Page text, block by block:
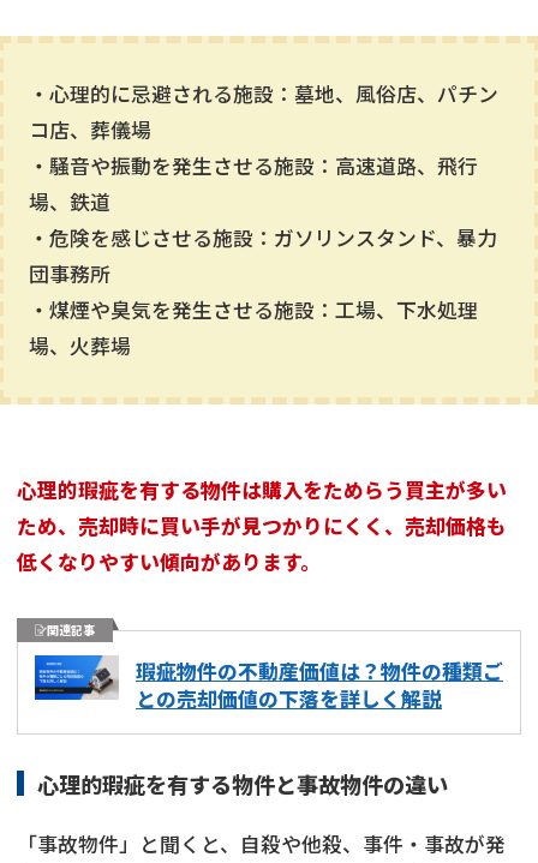
・心理的に忌避される施設：墓地、風俗店、パチン
コ店、葬儀場
・騒音や振動を発生させる施設：高速道路、飛行
場、鉄道
・危険を感じさせる施設：ガソリンスタンド、暴力
団事務所
・煤煙や臭気を発生させる施設：工場、下水処理
場、火葬場
心理的瑕疵を有する物件は購入をためらう買主が多い
ため、売却時に買い手が見つかりにくく、売却価格も
低くなりやすい傾向があります。
関連記事
瑕疵物件の不動産価値は？物件の種類ご
との売却価値の下落を詳しく解説
心理的瑕疵を有する物件と事故物件の違い
「事故物件」と聞くと、自殺や他殺、事件・事故が発